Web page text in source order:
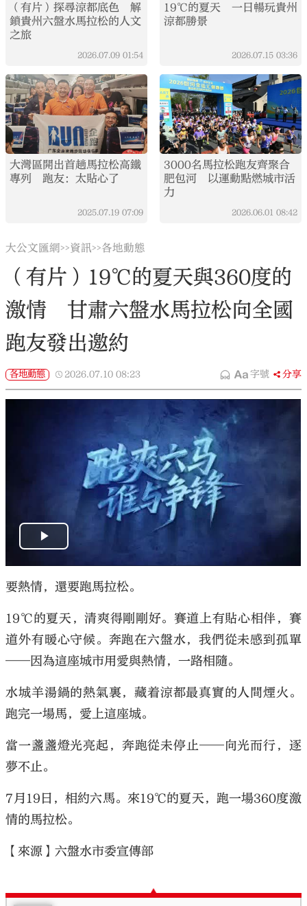
（有片）探尋涼都底色 解
鎖貴州六盤水馬拉松的人文
之旅
2026.07.09 01:54
19℃的夏天 一日暢玩貴州
涼都勝景
2026.07.15 03:36
大灣區開出首趟馬拉松高鐵
專列 跑友：太貼心了
2025.07.19 07:09
3000名馬拉松跑友齊聚合
肥包河 以運動點燃城市活
力
2026.06.01 08:42
大公文匯網>>資訊>>各地動態
（有片）19℃的夏天與360度的
激情 甘肅六盤水馬拉松向全國
跑友發出邀約
各地動態 2026.07.10 08:23 字號 分享
要熱情，還要跑馬拉松。
19℃的夏天，清爽得剛剛好。賽道上有貼心相伴，賽
道外有暖心守候。奔跑在六盤水，我們從未感到孤單
——因為這座城市用愛與熱情，一路相隨。
水城羊湯鍋的熱氣裏，藏着涼都最真實的人間煙火。
跑完一場馬，愛上這座城。
當一盞盞燈光亮起，奔跑從未停止——向光而行，逐
夢不止。
7月19日，相約六馬。來19℃的夏天，跑一場360度激
情的馬拉松。
【來源】六盤水市委宣傳部